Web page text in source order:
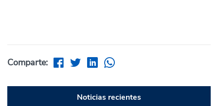
Comparte:
Noticias recientes